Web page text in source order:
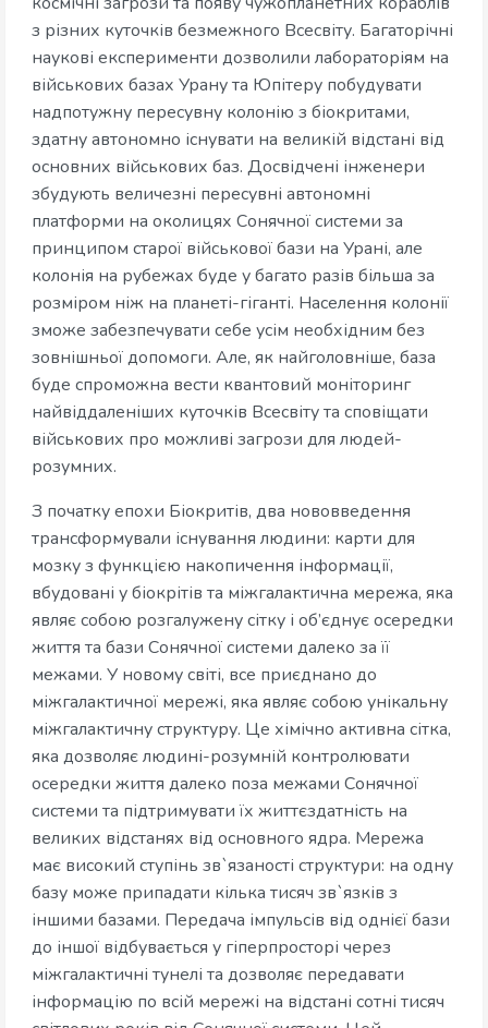
з різних куточків безмежного Всесвіту. Багаторічні
наукові експерименти дозволили лабораторіям на
військових базах Урану та Юпітеру побудувати
надпотужну пересувну колонію з біокритами,
здатну автономно існувати на великій відстані від
основних військових баз. Досвідчені інженери
збудують величезні пересувні автономні
платформи на околицях Сонячної системи за
принципом старої військової бази на Урані, але
колонія на рубежах буде у багато разів більша за
розміром ніж на планеті-гіганті. Населення колонії
зможе забезпечувати себе усім необхідним без
зовнішньої допомоги. Але, як найголовніше, база
буде спроможна вести квантовий моніторинг
найвіддаленіших куточків Всесвіту та сповіщати
військових про можливі загрози для людей-
розумних.
З початку епохи Біокритів, два нововведення
трансформували існування людини: карти для
мозку з функцією накопичення інформації,
вбудовані у біокрітів та міжгалактична мережа, яка
являє собою розгалужену сітку і об’єднує осередки
життя та бази Сонячної системи далеко за її
межами. У новому світі, все приєднано до
міжгалактичної мережі, яка являє собою унікальну
міжгалактичну структуру. Це хімічно активна сітка,
яка дозволяє людині-розумній контролювати
осередки життя далеко поза межами Сонячної
системи та підтримувати їх життєздатність на
великих відстанях від основного ядра. Мережа
має високий ступінь зв`язаності структури: на одну
базу може припадати кілька тисяч зв`язків з
іншими базами. Передача імпульсів від однієї бази
до іншої відбувається у гіперпросторі через
міжгалактичні тунелі та дозволяє передавати
інформацію по всій мережі на відстані сотні тисяч